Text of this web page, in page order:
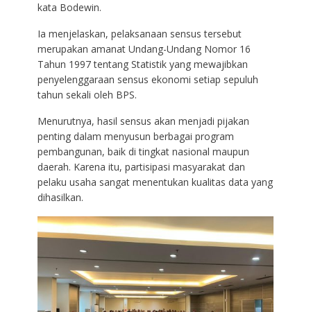
kata Bodewin.
Ia menjelaskan, pelaksanaan sensus tersebut
merupakan amanat Undang-Undang Nomor 16
Tahun 1997 tentang Statistik yang mewajibkan
penyelenggaraan sensus ekonomi setiap sepuluh
tahun sekali oleh BPS.
Menurutnya, hasil sensus akan menjadi pijakan
penting dalam menyusun berbagai program
pembangunan, baik di tingkat nasional maupun
daerah. Karena itu, partisipasi masyarakat dan
pelaku usaha sangat menentukan kualitas data yang
dihasilkan.